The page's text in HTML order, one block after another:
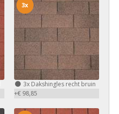
3xDakshingles recht bruin
+€ 98,85
3x